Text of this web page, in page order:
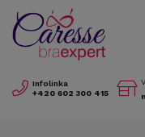
Infolinka
+420 602 300 415